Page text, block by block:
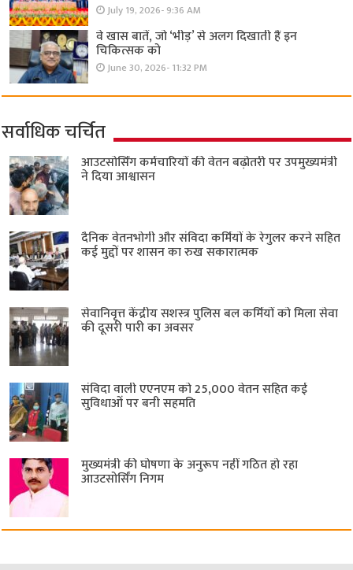
July 19, 2026- 9:36 AM
वे खास बातें, जो ‘भीड़’ से अलग दिखाती हैं इन
चिकित्सक को
June 30, 2026- 11:32 PM
सर्वाधिक चर्चित
आउटसोर्सिंग कर्मचारियों की वेतन बढ़ोतरी पर उपमुख्यमंत्री
ने दिया आश्वासन
दैनिक वेतनभोगी और संविदा कर्मियों के रेगुलर करने सहित
कई मुद्दों पर शासन का रुख सकारात्मक
सेवानिवृत्त केंद्रीय सशस्त्र पुलिस बल ​कर्मियों को मिला सेवा
की दूसरी पारी का अवसर
संविदा वाली एएनएम को 25,000 वेतन सहित कई
सुविधाओं पर बनी सहमति
मुख्यमंत्री की घोषणा के अनुरूप नहीं गठित हो रहा
आउटसोर्सिंग निगम